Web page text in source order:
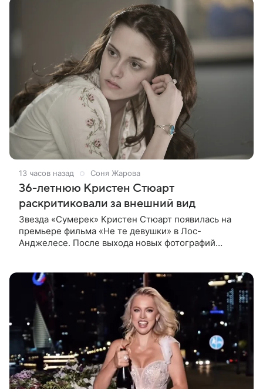
13 часов назад Соня Жарова
36-летнюю Кристен Стюарт
раскритиковали за внешний вид
Звезда «Сумерек» Кристен Стюарт появилась на
премьере фильма «Не те девушки» в Лос-
Анджелесе. После выхода новых фотографий